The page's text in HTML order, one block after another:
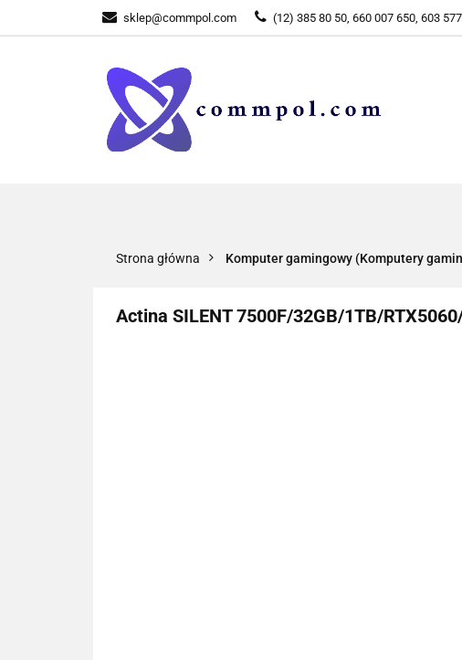
sklep@commpol.com (12) 385 80 50, 660 007 650, 603
Strona główna Komputer gamingowy (Komputery
Actina SILENT 7500F/32GB/1TB/